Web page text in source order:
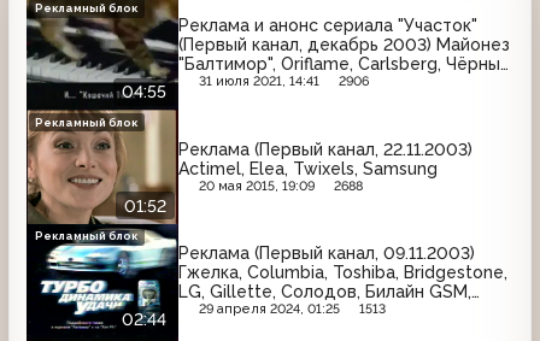
04:55
Реклама и анонс сериала "Участок"
(Первый канал, декабрь 2003) Майонез
"Балтимор", Oriflame, Carlsberg, Чёрный
Жемчуг, National Geographic, Kitekat,
31 июля 2021, 14:41 2906
Рекламный блок
01:52
Реклама (Первый канал, 22.11.2003)
Actimel, Elea, Twixels, Samsung
20 мая 2015, 19:09 2688
Рекламный блок
02:44
Реклама (Первый канал, 09.11.2003)
Гжелка, Columbia, Toshiba, Bridgestone,
LG, Gillette, Солодов, Билайн GSM,
Черноголовка
29 апреля 2024, 01:25 1513
Рекламный блок